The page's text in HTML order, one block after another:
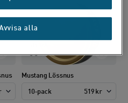
Mustang Lössnus
10-pack 519 kr
alla